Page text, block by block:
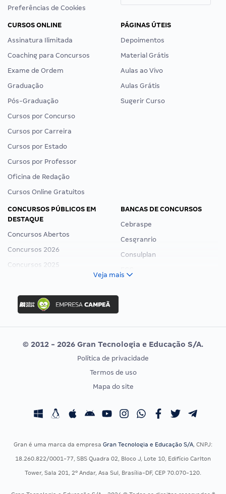
Preferências de Cookies
CURSOS ONLINE
Assinatura Ilimitada
Coaching para Concursos
Exame de Ordem
Graduação
Pós-Graduação
Cursos por Concurso
Cursos por Carreira
Cursos por Estado
Cursos por Professor
Oficina de Redação
Cursos Online Gratuitos
PÁGINAS ÚTEIS
Depoimentos
Material Grátis
Aulas ao Vivo
Aulas Grátis
Sugerir Curso
CONCURSOS PÚBLICOS EM
DESTAQUE
Concursos Abertos
Concursos 2026
Concursos 2025
Concurso Ibama
Concurso MPU
Editais publicados
BANCAS DE CONCURSOS
Cebraspe
Cesgranrio
Consulplan
Vunesp
CONCURSOS POR PROFISSÃO
Concursos Fiscais
EXAME DE ORDEM
Calendário OAB
Veja mais
© 2012 - 2026 Gran Tecnologia e Educação S/A.
Política de privacidade
Termos de uso
Mapa do site
Gran é uma marca da empresa Gran Tecnologia e Educação S/A, CNPJ:
18.260.822/0001-77, SBS Quadra 02, Bloco J, Lote 10, Edifício Carlton
Tower, Sala 201, 2º Andar, Asa Sul, Brasília-DF, CEP 70.070-120.